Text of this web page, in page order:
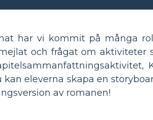
har vi kommit på många
och frågat om aktiviteter
kan eleverna skapa en
av romanen!